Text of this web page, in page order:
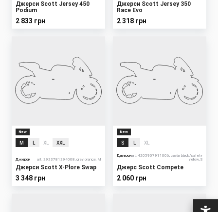
Джерси Scott Jersey 450
Podium
2 833 грн
Джерси Scott Jersey 350
Race Evo
2 318 грн
New
M XL XXL
Джерси art. 2923781294008, grey orange, M
Джерси Scott X-Plore Swap
3 348 грн
New
S XL
Джерсиart. 4205907911006, caviar black/safety
yellow, S
Джерс Scott Compete
2 060 грн